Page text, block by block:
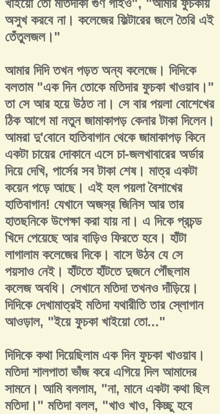
খাইয়ো তো মতিদাকা গুণ গাইও", "আমার ফুচকায়
অসুখ করবে না। কলেজের ফিল্টারের জলে তৈরি এই
তেঁতুলজল।"
আমার দিদি তখন পড়ত অন্য কলেজে। দিদিকে
বলতাম "এক দিন তোকে মতিদার ফুচকা খাওয়াব।"
তা সে আর হয়ে উঠত না। সে বার পয়লা বোশেখের
ঠিক আগে মা নতুন জামাকাপড় কেনার টাকা দিলেন।
আমরা দু'বোনে হাতিবাগান থেকে জামাকাপড় কিনে
একটা চায়ের দোকানে এসে চা-জলখাবারের অর্ডার
দিয়ে দেখি, পার্সের সব টাকা শেষ। মাত্র একটা
কয়েন পড়ে আছে। এই হল পয়লা বৈশাখের
হাতিবাগান! যেখানে অজস্র জিনিস আর তার
হাতছনিকে উপেক্ষা করা যায় না। এ দিকে প্রচন্ড
খিদে পেয়েছে আর বাড়িও ফিরতে হবে। হাঁটা
লাগালাম কলেজের দিকে। বাসে উঠব যে সে
পয়সাও নেই। হাঁটতে হাঁটতে দুজনে পৌঁছলাম
কলেজ অবধি। সেখানে মতিদা তখনও দাঁড়িয়ে।
দিদিকে দেখামাত্রই মতিদা যথারীতি তার স্লোগান
আওড়াল, "ইয়ে ফুচকা খাইয়ো তো..."
দিদিকে কথা দিয়েছিলাম এক দিন ফুচকা খাওয়াব।
মতিদা শালপাতা ভাঁজ করে এগিয়ে দিল আমাদের
সামনে। আমি বললাম, "না, মানে একটা কথা ছিল
মতিদা।" মতিদা বলল, "খাও খাও, কিচ্ছু হবে